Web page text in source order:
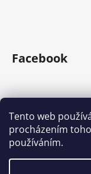
Tento web
procházením
používáním.
Facebook
E-shop s ručním